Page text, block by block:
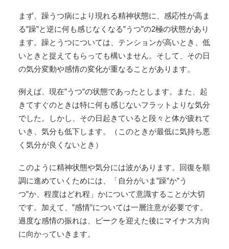
まず、躁うつ病により現れる精神状態に、感応性が高ま
る”躁”と逆に何も感じなくなる”うつ”の2極の状態があり
ます。躁とうつについては、テンションが高いとき、低
いときと捉えてもらっても構いません。そして、その日
の気分変動や感情の変化が重なることがあります。
例えば、現在”うつ”の状態であったとします。また、起
きてすぐのときは特に何も感じないフラットよりな気分
でした。しかし、その日起きていると段々と体が疲れて
いき、気分も低下します。（このときが最低に気持ち悪
く気分が良くないとき）
このように精神状態や気分には波があります。回復を順
調に進めていくためには、「自分がいま”躁”か”う
つ”か、程度はどれ程」かについて意識することが大切
です。加えて、”感情”については一層注意が必要です。
過度な感情の振れは、ピークを迎えた後にマイナス方向
に向かっていきます。